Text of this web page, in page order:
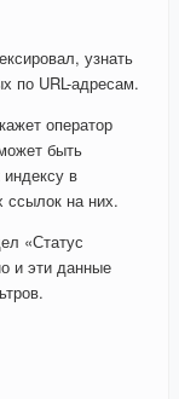
узнать
по URL-адресам.
оператор
быть
в
ссылок на них.
«Статус
и эти данные